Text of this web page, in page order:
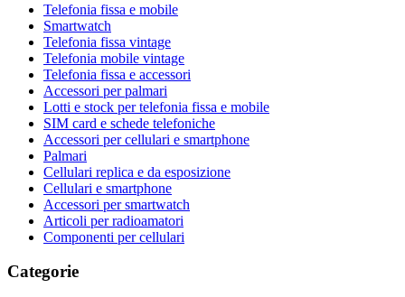
Telefonia fissa e mobile
Smartwatch
Telefonia fissa vintage
Telefonia mobile vintage
Telefonia fissa e accessori
Accessori per palmari
Lotti e stock per telefonia fissa e mobile
SIM card e schede telefoniche
Accessori per cellulari e smartphone
Palmari
Cellulari replica e da esposizione
Cellulari e smartphone
Accessori per smartwatch
Articoli per radioamatori
Componenti per cellulari
Categorie